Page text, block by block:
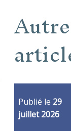
Publié le 29
juillet 2026